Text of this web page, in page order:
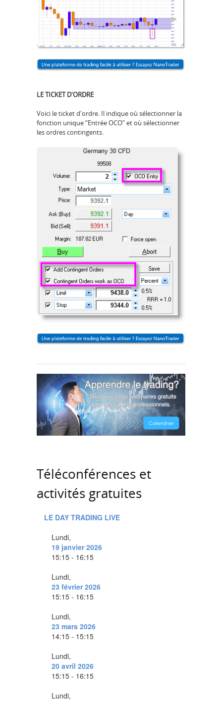
LE TICKET D'ORDRE
Voici le ticket d'ordre. Il indique où sélectionner la
fonction unique “Entrée OCO” et où sélectionner
les ordres contingents.
Téléconférences et
activités gratuites